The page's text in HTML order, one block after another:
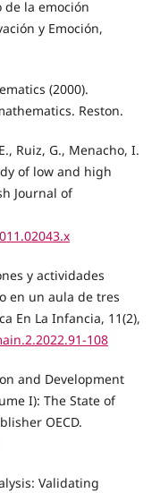
la emoción
y Emoción,
(2000).
Reston.
Ruiz, G., Menacho, I.
of low and high
Journal of
y actividades
en un aula de tres
En La Infancia, 11(2),
108
and Development
I): The State of
OECD.
Validating